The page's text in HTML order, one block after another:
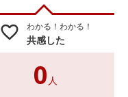
favorite_border わかる！わかる！
共感した
0 人